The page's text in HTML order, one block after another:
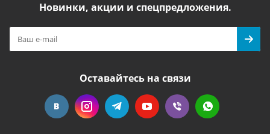
Новинки, акции и спецпредложения.
Оставайтесь на связи